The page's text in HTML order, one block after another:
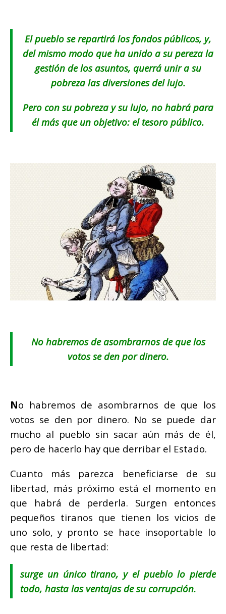
El pueblo se repartirá los fondos públicos, y,
del mismo modo que ha unido a su pereza la
gestión de los asuntos, querrá unir a su
pobreza las diversiones del lujo.
Pero con su pobreza y su lujo, no habrá para
él más que un objetivo: el tesoro público.
No habremos de asombrarnos de que los
votos se den por dinero.
No habremos de asombrarnos de que los
votos se den por dinero. No se puede dar
mucho al pueblo sin sacar aún más de él,
pero de hacerlo hay que derribar el Estado.
Cuanto más parezca beneficiarse de su
libertad, más próximo está el momento en
que habrá de perderla. Surgen entonces
pequeños tiranos que tienen los vicios de
uno solo, y pronto se hace insoportable lo
que resta de libertad:
surge un único tirano, y el pueblo lo pierde
todo, hasta las ventajas de su corrupción.